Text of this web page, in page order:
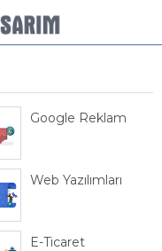
Google Reklam
Web Yazılımları
E-Ticaret